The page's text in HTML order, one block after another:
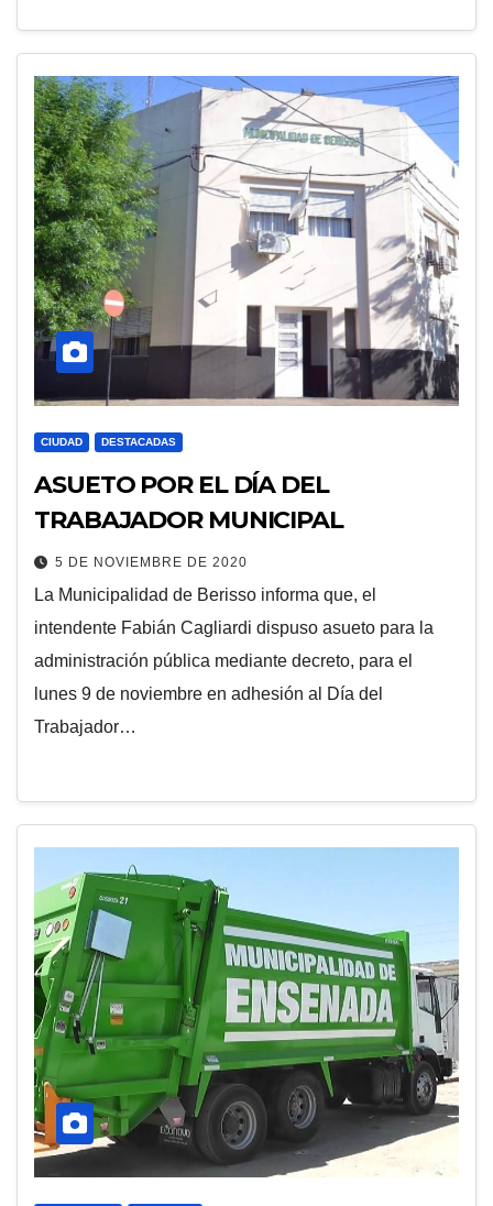
CIUDAD DESTACADAS
ASUETO POR EL DÍA DEL
TRABAJADOR MUNICIPAL
5 DE NOVIEMBRE DE 2020
La Municipalidad de Berisso informa que, el
intendente Fabián Cagliardi dispuso asueto para la
administración pública mediante decreto, para el
lunes 9 de noviembre en adhesión al Día del
Trabajador…